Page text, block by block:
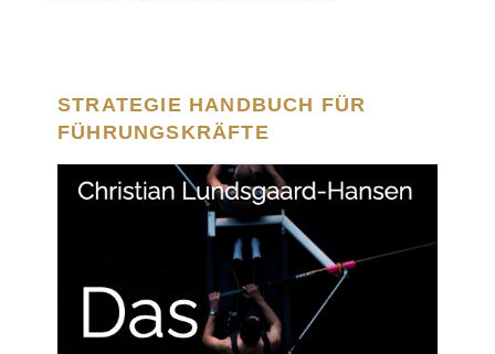
STRATEGIE HANDBUCH FÜR
FÜHRUNGSKRÄFTE